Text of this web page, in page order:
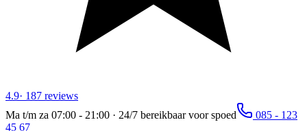
4.9· 187 reviews
Ma t/m za 07:00 - 21:00 · 24/7 bereikbaar voor spoed
085 - 123
45 67